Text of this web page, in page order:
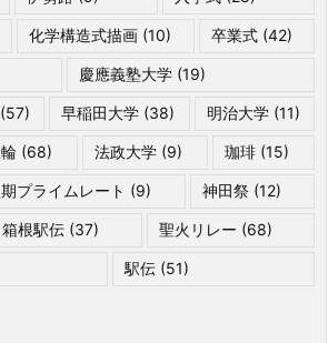
化学構造式描画 (10) 卒業式(42)
慶應義塾大学(19)
(57) 早稲田大学 (38) 明治大学(11)
(68) 法政大学 (9) 珈琲 (15)
プライムレート (9) 神田祭(12)
箱根駅伝 (37) 聖火リレー (68)
駅伝 (51)